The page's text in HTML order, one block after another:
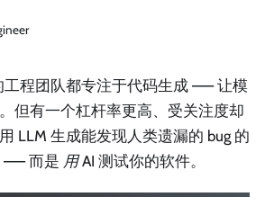
工程团队都专注于代码生成 —— 让模
但有一个杠杆率更高、受关注度却
LLM 生成能发现人类遗漏的 bug 的
—— 而是 用AI 测试你的软件。